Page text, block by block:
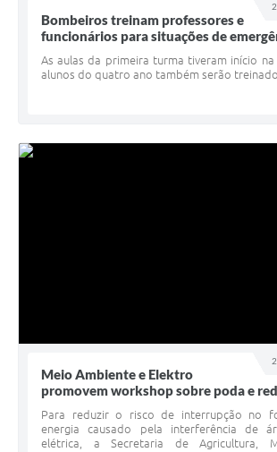
Bombeiros treinam professores e
funcionários para situações de
As aulas da primeira turma tiveram início na
alunos do quatro ano também serão
Meio Ambiente e Elektro
promovem workshop sobre poda e
Para reduzir o risco de interrupção no
energia causado pela interferência de
elétrica, a Secretaria de Agricultura,